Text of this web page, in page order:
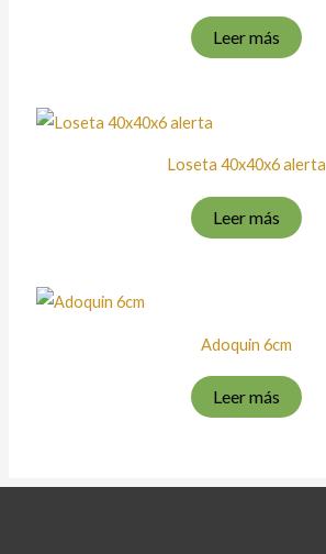
Leer más
Loseta 40x40x6 alerta
Leer más
Adoquin 6cm
Leer más